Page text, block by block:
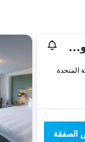
دبل تري باي هيلتون ميلتون كينيز
الصفقة